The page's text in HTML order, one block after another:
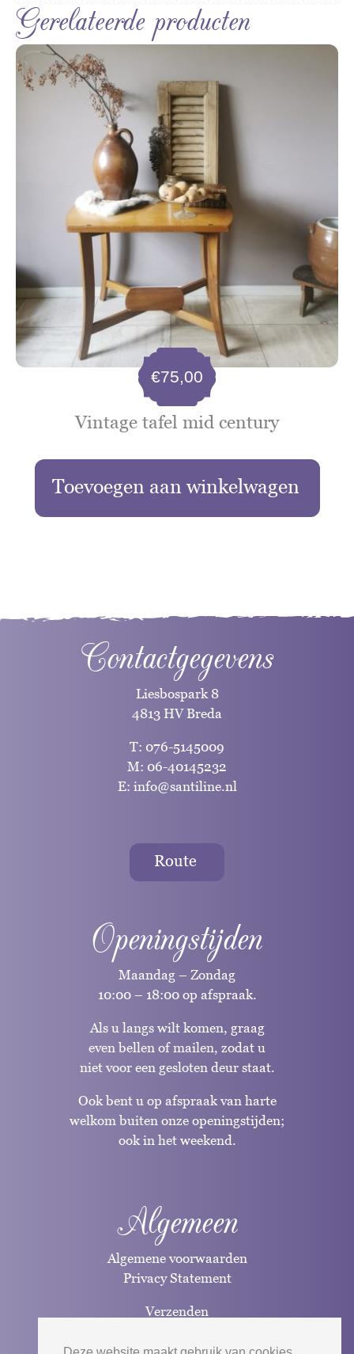
Gerelateerde producten
Vintage tafel mid century
€75,00
Toevoegen aan winkelwagen
Contactgegevens
Liesbospark 8
4813 HV Breda
T: 076-5145009
M: 06-40145232
E: info@santiline.nl
Route
Openingstijden
Maandag – Zondag
10:00 – 18:00 op afspraak.
Als u langs wilt komen, graag
even bellen of mailen, zodat u
niet voor een gesloten deur staat.
Ook bent u op afspraak van harte
welkom buiten onze openingstijden;
ook in het weekend.
Algemeen
Algemene voorwaarden
Privacy Statement
Verzenden